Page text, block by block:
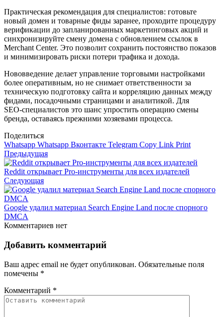
Практическая рекомендация для специалистов: готовьте
новый домен и товарные фиды заранее, проходите процедуру
верификации до запланированных маркетинговых акций и
синхронизируйте смену домена с обновлением ссылок в
Merchant Center. Это позволит сохранить постоянство показов
и минимизировать риски потери трафика и дохода.
Нововведение делает управление торговыми настройками
более оперативным, но не снимает ответственности за
техническую подготовку сайта и корреляцию данных между
фидами, посадочными страницами и аналитикой. Для
SEO‑специалистов это шанс упростить операцию смены
бренда, оставаясь прежними хозяевами процесса.
Поделиться
Whatsapp Whatsapp Вконтакте Telegram Copy Link Print
Предыдущая
Reddit открывает Pro-инструменты для всех издателей
Следующая
Google удалил материал Search Engine Land после спорного
DMCA
Комментариев нет
Добавить комментарий
Ваш адрес email не будет опубликован. Обязательные поля
помечены *
Комментарий *